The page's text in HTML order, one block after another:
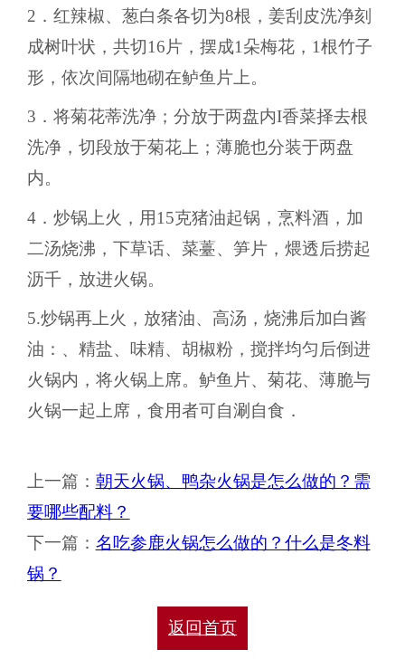
2．红辣椒、葱白条各切为8根，姜刮皮洗净刻
成树叶状，共切16片，摆成1朵梅花，1根竹子
形，依次间隔地砌在鲈鱼片上。
3．将菊花蒂洗净；分放于两盘内I香菜择去根
洗净，切段放于菊花上；薄脆也分装于两盘
内。
4．炒锅上火，用15克猪油起锅，烹料酒，加
二汤烧沸，下草话、菜薹、笋片，煨透后捞起
沥千，放进火锅。
5.炒锅再上火，放猪油、高汤，烧沸后加白酱
油：、精盐、味精、胡椒粉，搅拌均匀后倒进
火锅内，将火锅上席。鲈鱼片、菊花、薄脆与
火锅一起上席，食用者可自涮自食．
上一篇： 朝天火锅、鸭杂火锅是怎么做的？需
要哪些配料？
下一篇： 名吃参鹿火锅怎么做的？什么是冬料
锅？
返回首页